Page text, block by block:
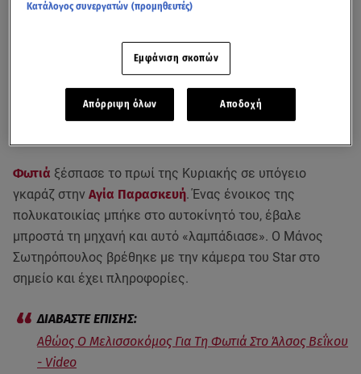
Φωτιά ξέσπασε το πρωί της Κυριακής σε υπόγειο
γκαράζ στην Αγία Παρασκευή. Ένας ένοικος της
πολυκατοικίας μπήκε στο αυτοκίνητό του, έβαλε
μπροστά τη μηχανή και αυτό «λαμπάδιασε». Ο Μάνος
Σωτηρόπουλος βρέθηκε με την κάμερα του Star στο
σημείο και έχει πληροφορίες.
Αθώος Ο Μελισσοκόμος Για Τη Φωτιά Στο Άλσος Βεΐκου
- Video
Κατάλογος συνεργατών (προμηθευτές)
Εμφάνιση σκοπών
Απόρριψη όλων Αποδοχή